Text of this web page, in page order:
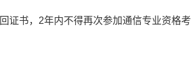
证书，2年内不得再次参加通信专业资格考